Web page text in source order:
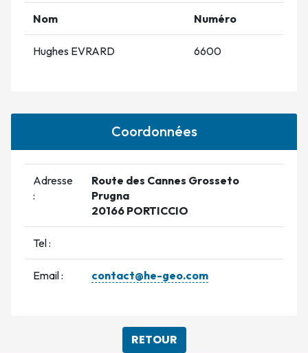
Nom Numéro
Hughes EVRARD 6600
Coordonnées
Adresse
:
Route des Cannes Grosseto
Prugna
20166 PORTICCIO
Tel :
Email : contact@he-geo.com
RETOUR